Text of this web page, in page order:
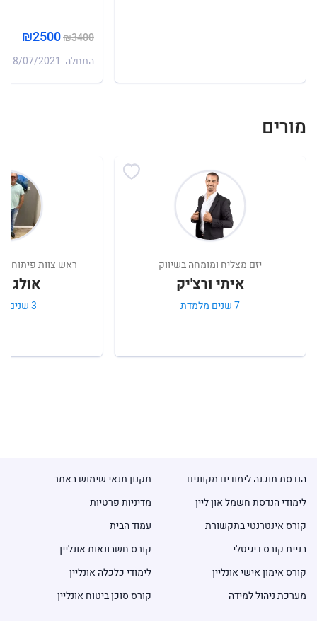
₪3400
₪2500
התחלה: 18/07/2021
מורים
יזם מצליח ומומחה בשיווק
איתי ורצ'יק
7 שנים מלמדת
ראש צוות פיתוח
אולג
3 שנים מלמדת
תקנון תנאי שימוש באתר
מדיניות פרטיות
עמוד הבית
הנדסת תוכנה לימודים מקוונים
לימודי הנדסת חשמל און ליין
קורס אינטרנטי בתקשורת
קורס חשבונאות אונליין
לימודי כלכלה אונליין
קורס סוכן ביטוח אונליין
בניית קורס דיגיטלי
קורס אימון אישי אונליין
מערכת ניהול למידה